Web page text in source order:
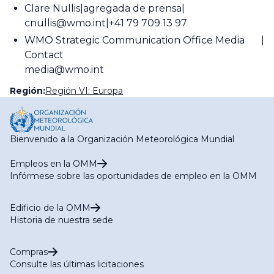
Clare Nullis agregada de prensa
cnullis@wmo.int +41 79 709 13 97
WMO Strategic Communication Office Media
Contact
media@wmo.int
Región:Región VI: Europa
Bienvenido a la Organización Meteorológica Mundial
Empleos en la OMM
Infórmese sobre las oportunidades de empleo en la OMM
Edificio de la OMM
Historia de nuestra sede
Compras
Consulte las últimas licitaciones